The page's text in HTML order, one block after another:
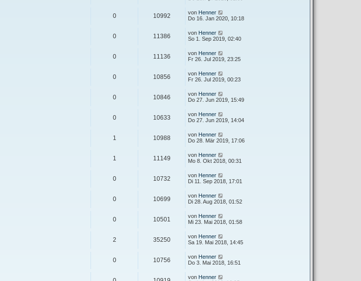
0 10992 von Henner
Do 16. Jan 2020, 10:18
0 11386 von Henner
So 1. Sep 2019, 02:40
0 11136 von Henner
Fr 26. Jul 2019, 23:25
0 10856 von Henner
Fr 26. Jul 2019, 00:23
0 10846 von Henner
Do 27. Jun 2019, 15:49
0 10633 von Henner
Do 27. Jun 2019, 14:04
1 10988 von Henner
Do 28. Mär 2019, 17:06
1 11149 von Henner
Mo 8. Okt 2018, 00:31
0 10732 von Henner
Di 11. Sep 2018, 17:01
0 10699 von Henner
Di 28. Aug 2018, 01:52
0 10501 von Henner
Mi 23. Mai 2018, 01:58
2 35250 von Henner
Sa 19. Mai 2018, 14:45
0 10756 von Henner
Do 3. Mai 2018, 16:51
von Henner